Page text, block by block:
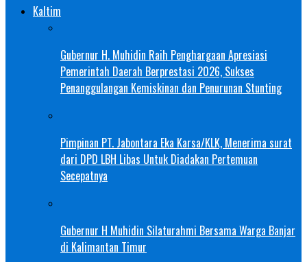
Kaltim
Gubernur H. Muhidin Raih Penghargaan Apresiasi
Pemerintah Daerah Berprestasi 2026, Sukses
Penanggulangan Kemiskinan dan Penurunan Stunting
Pimpinan PT. Jabontara Eka Karsa/KLK, Menerima surat
dari DPD LBH Libas Untuk Diadakan Pertemuan
Secepatnya
Gubernur H Muhidin Silaturahmi Bersama Warga Banjar
di Kalimantan Timur